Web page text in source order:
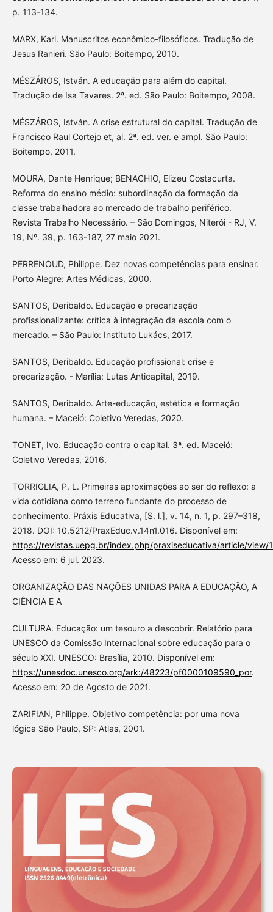
p. 113-134.
MARX, Karl. Manuscritos econômico-filosóficos. Tradução de
Jesus Ranieri. São Paulo: Boitempo, 2010.
MÉSZÁROS, István. A educação para além do capital.
Tradução de Isa Tavares. 2ª. ed. São Paulo: Boitempo, 2008.
MÉSZÁROS, István. A crise estrutural do capital. Tradução de
Francisco Raul Cortejo et, al. 2ª. ed. ver. e ampl. São Paulo:
Boitempo, 2011.
MOURA, Dante Henrique; BENACHIO, Elizeu Costacurta.
Reforma do ensino médio: subordinação da formação da
classe trabalhadora ao mercado de trabalho periférico.
Revista Trabalho Necessário. – São Domingos, Niterói - RJ, V.
19, Nº. 39, p. 163-187, 27 maio 2021.
PERRENOUD, Philippe. Dez novas competências para ensinar.
Porto Alegre: Artes Médicas, 2000.
SANTOS, Deribaldo. Educação e precarização
profissionalizante: crítica à integração da escola com o
mercado. – São Paulo: Instituto Lukács, 2017.
SANTOS, Deribaldo. Educação profissional: crise e
precarização. - Marília: Lutas Anticapital, 2019.
SANTOS, Deribaldo. Arte-educação, estética e formação
humana. – Maceió: Coletivo Veredas, 2020.
TONET, Ivo. Educação contra o capital. 3ª. ed. Maceió:
Coletivo Veredas, 2016.
TORRIGLIA, P. L. Primeiras aproximações ao ser do reflexo: a
vida cotidiana como terreno fundante do processo de
conhecimento. Práxis Educativa, [S. l.], v. 14, n. 1, p. 297–318,
2018. DOI: 10.5212/PraxEduc.v.14n1.016. Disponível em:
https://revistas.uepg.br/index.php/praxiseducativa/article/view/
Acesso em: 6 jul. 2023.
ORGANIZAÇÃO DAS NAÇÕES UNIDAS PARA A EDUCAÇÃO, A
CIÊNCIA E A
CULTURA. Educação: um tesouro a descobrir. Relatório para
UNESCO da Comissão Internacional sobre educação para o
século XXI. UNESCO: Brasília, 2010. Disponível em:
https://unesdoc.unesco.org/ark:/48223/pf0000109590_por.
Acesso em: 20 de Agosto de 2021.
ZARIFIAN, Philippe. Objetivo competência: por uma nova
lógica São Paulo, SP: Atlas, 2001.